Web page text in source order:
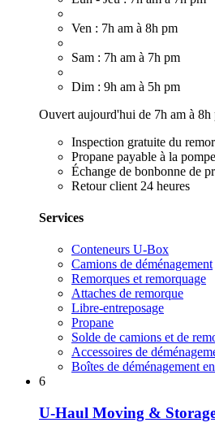
Ven : 7h am à 8h pm
Sam : 7h am à 7h pm
Dim : 9h am à 5h pm
Ouvert aujourd'hui de 7h am à 8h
Inspection gratuite du
Propane payable à la pompe
Échange de bonbonne de
Retour client 24 heures
Services
Conteneurs U-Box
Camions de déménagement
Remorques et remorquage
Attaches de remorque
Libre-entreposage
Propane
Solde de camions et de
Accessoires de
Boîtes de déménagement
6
U-Haul Moving &